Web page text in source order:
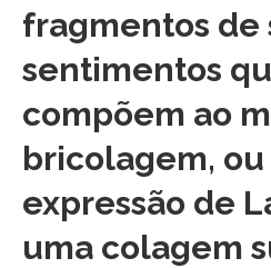
fragmentos de
sentimentos
compõem ao
bricolagem, ou
expressão de
uma colagem